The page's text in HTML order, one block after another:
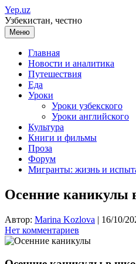
Перейти
к
содержимому
Yep.uz
Узбекистан, честно
Меню
Главная
Новости и аналитика
Путешествия
Еда
Уроки
Уроки узбекского
Уроки английского
Культура
Книги и фильмы
Проза
Форум
Мигранты: жизнь и
Осенние каникулы
Автор: Marina Kozlova | 16/10/
Нет комментариев